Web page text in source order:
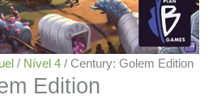
/ Nível 4 / Century: Golem Edition
Edition